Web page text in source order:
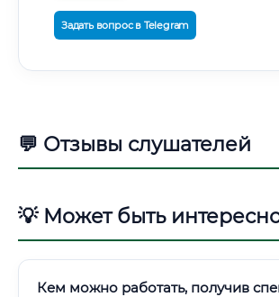
Задать вопрос в Telegram
💬 Отзывы слушателей
💡 Может быть
Кем можно работать, получив